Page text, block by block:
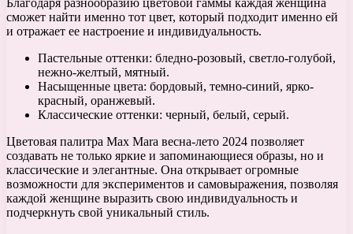
сможет найти именно тот цвет, который подходит именно ей
и отражает ее настроение и индивидуальность.
Пастельные оттенки: бледно-розовый, светло-голубой,
нежно-желтый, мятный.
Насыщенные цвета: бордовый, темно-синий, ярко-
красный, оранжевый.
Классические оттенки: черный, белый, серый.
Цветовая палитра Max Mara весна-лето 2024 позволяет
создавать не только яркие и запоминающиеся образы, но и
классические и элегантные. Она открывает огромные
возможности для экспериментов и самовыражения, позволяя
каждой женщине выразить свою индивидуальность и
подчеркнуть свой уникальный стиль.